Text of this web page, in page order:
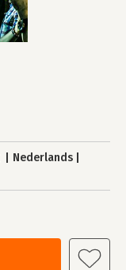
Nederlands